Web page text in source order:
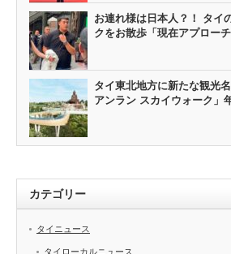
お連れ様は日本人？！ タイ
クをお散歩「現在アプローチ
タイ東北地方に新たな観光
アンラン スカイウォーク」
カテゴリー
タイニュース
タイローカルニュース